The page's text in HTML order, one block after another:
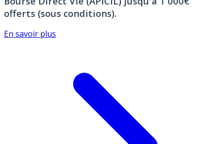
offerts (sous conditions).
En savoir plus